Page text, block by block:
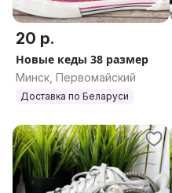
20 р.
Новые кеды 38 размер
Минск, Первомайский
Доставка по Беларуси